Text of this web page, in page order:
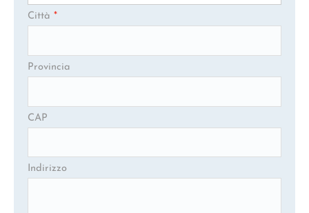
Città *
Provincia
CAP
Indirizzo